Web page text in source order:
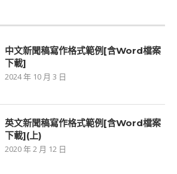
中文新聞稿寫作格式範例[含Word檔案
下載]
2024 年 10 月 3 日
英文新聞稿寫作格式範例[含Word檔案
下載](上)
2020 年 2 月 12 日